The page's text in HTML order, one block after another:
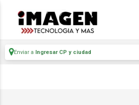
Enviar a Ingresar CP y ciudad